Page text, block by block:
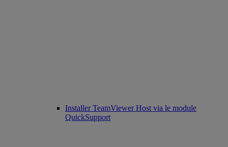
Installer TeamViewer Host via le module
QuickSupport